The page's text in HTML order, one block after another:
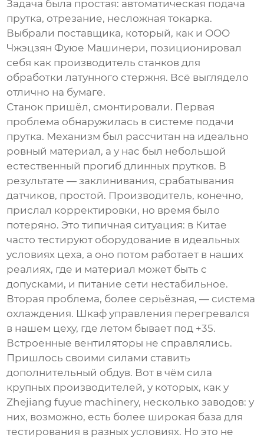
Задача была простая: автоматическая подача
прутка, отрезание, несложная токарка.
Выбрали поставщика, который, как и ООО
Чжэцзян Фуюе Машинери, позиционировал
себя как производитель станков для
обработкилатунного стержня. Всё выглядело
отлично на бумаге.
Станок пришёл, смонтировали. Первая
проблема обнаружилась в системе подачи
прутка. Механизм был рассчитан на идеально
ровный материал, а у нас был небольшой
естественный прогиб длинных прутков. В
результате — заклинивания, срабатывания
датчиков, простой. Производитель, конечно,
прислал корректировки, но время было
потеряно. Это типичная ситуация: в Китае
часто тестируют оборудование в идеальных
условиях цеха, а оно потом работает в наших
реалиях, где и материал может быть с
допусками, и питание сети нестабильное.
Вторая проблема, более серьёзная, — система
охлаждения. Шкаф управления перегревался
в нашем цеху, где летом бывает под +35.
Встроенные вентиляторы не справлялись.
Пришлось своими силами ставить
дополнительный обдув. Вот в чём сила
крупных производителей, у которых, как у
Zhejiang fuyue machinery, несколько заводов: у
них, возможно, есть более широкая база для
тестирования в разных условиях. Но это не